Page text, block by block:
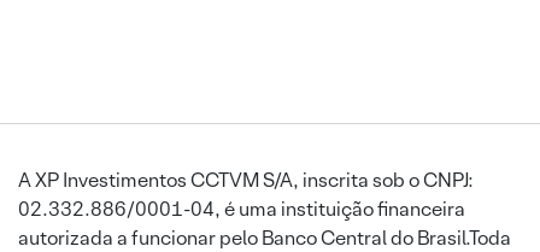
A XP Investimentos CCTVM S/A, inscrita sob o CNPJ:
02.332.886/0001-04, é uma instituição financeira
autorizada a funcionar pelo Banco Central do Brasil.Toda